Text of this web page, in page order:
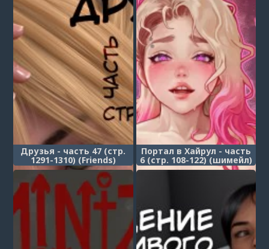
Друзья - часть 47 (стр.
1291-1310) (Friends)
Портал в Хайрул - часть
6 (стр. 108-122) (шимейл)
(Portal to Hyrule)